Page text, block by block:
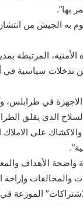
بها”.
به الجيش من
الأمنية، المرتبطة
سياسية في
في
الذي يقلق
على
الأهداف
والمخالفات
الموزعة